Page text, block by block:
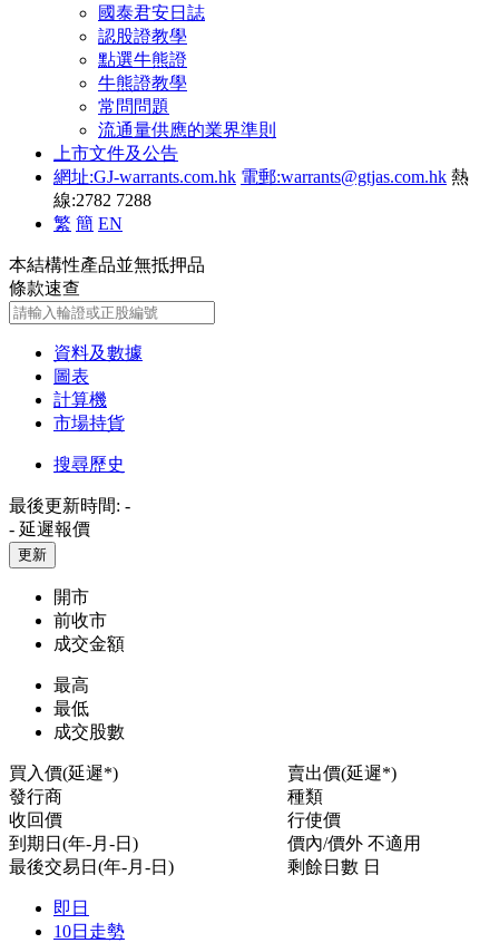
國泰君安日誌
認股證教學
點選牛熊證
牛熊證教學
常問問題
流通量供應的業界準則
上市文件及公告
網址:GJ-warrants.com.hk 電郵:warrants@gtjas.com.hk 熱
線:2782 7288
繁 簡 EN
本結構性產品並無抵押品
條款速查
資料及數據
圖表
計算機
市場持貨
搜尋歷史
最後更新時間: -
- 延遲報價
更新
開市
前收市
成交金額
最高
最低
成交股數
買入價(延遲*)
賣出價(延遲*)
發行商
種類
收回價
行使價
到期日(年-月-日)
價內/價外 不適用
最後交易日(年-月-日)
剩餘日數 日
即日
10日走勢